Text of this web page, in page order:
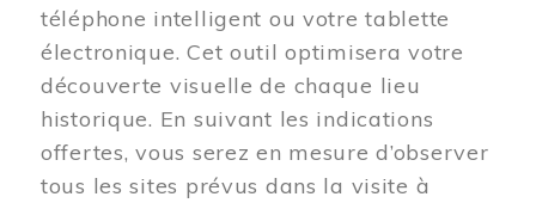
téléphone intelligent ou votre tablette
électronique. Cet outil optimisera votre
découverte visuelle de chaque lieu
historique. En suivant les indications
offertes, vous serez en mesure d’observer
tous les sites prévus dans la visite à